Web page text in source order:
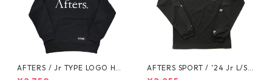
AFTERS / Jr TYPE LOGO HO
ODIE
AFTERS SPORT / '24 Jr L/S T
EE